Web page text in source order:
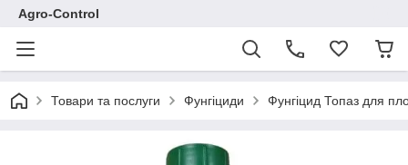
Agro-Control
Товари та послуги Фунгіциди Фунгіцид Топаз для